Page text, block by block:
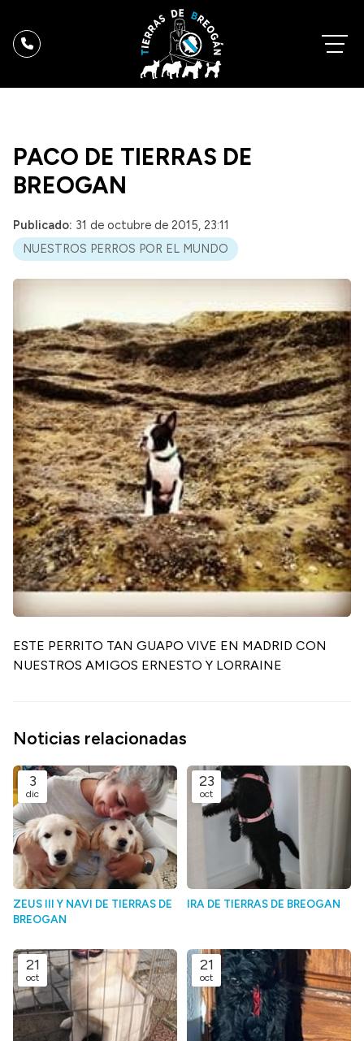
PACO DE TIERRAS DE
BREOGAN
Publicado: 31 de octubre de 2015, 23:11
NUESTROS PERROS POR EL MUNDO
ESTE PERRITO TAN GUAPO VIVE EN MADRID CON
NUESTROS AMIGOS ERNESTO Y LORRAINE
Noticias relacionadas
3
dic
ZEUS III Y NAVI DE TIERRAS DE
BREOGAN
23
oct
IRA DE TIERRAS DE BREOGAN
21
oct
21
oct